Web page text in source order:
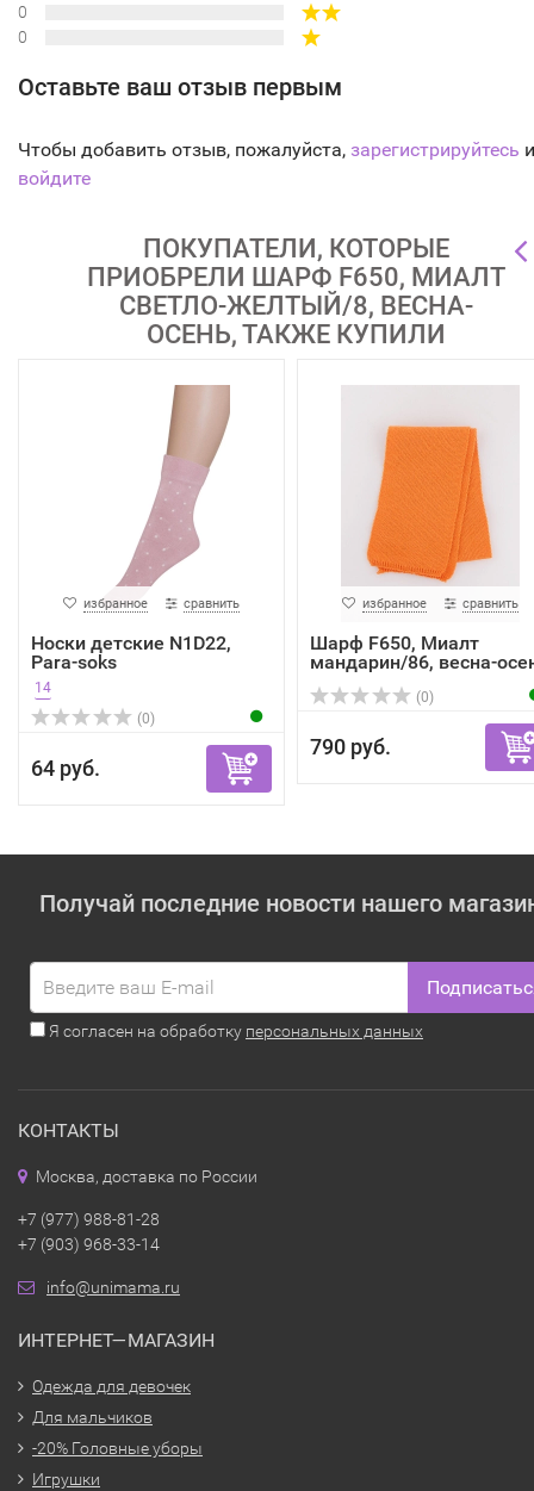
0
0
Оставьте ваш отзыв первым
Чтобы добавить отзыв, пожалуйста, зарегистрируйтесь
войдите
ПОКУПАТЕЛИ, КОТОРЫЕ
ПРИОБРЕЛИ ШАРФ F650, МИАЛТ
СВЕТЛО-ЖЕЛТЫЙ/8, ВЕСНА-
ОСЕНЬ, ТАКЖЕ КУПИЛИ
избранное сравнить
Носки детские N1D22,
Para-soks
14
(0)
64 руб.
избранное сравнить
Шарф F650, Миалт
мандарин/86, весна-
(0)
790 руб.
Получай последние новости нашего
Я согласен на обработку персональных данных
КОНТАКТЫ
Москва, доставка по России
+7 (977) 988-81-28
+7 (903) 968-33-14
info@unimama.ru
ИНТЕРНЕТ—МАГАЗИН
Одежда для девочек
Для мальчиков
-20% Головные уборы
Игрушки